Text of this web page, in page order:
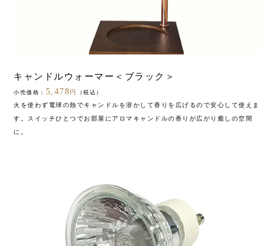
キャンドルウォーマー＜ブラック＞
小売価格： 5,478円 （税込）
火を使わず電球の熱でキャンドルを溶かして香りを広げるので安心して使えま
す。スイッチひとつでお部屋にアロマキャンドルの香りが広がり癒しの空間
に。